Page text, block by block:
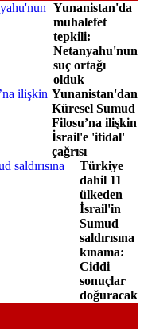
Yunanistan'da
muhalefet
tepkili:
Netanyahu'nun
suç ortağı
olduk
Yunanistan'dan
Küresel Sumud
Filosu’na ilişkin
İsrail'e 'itidal'
çağrısı
Türkiye
dahil 11
ülkeden
İsrail'in
Sumud
saldırısına
kınama:
Ciddi
sonuçlar
doğuracak